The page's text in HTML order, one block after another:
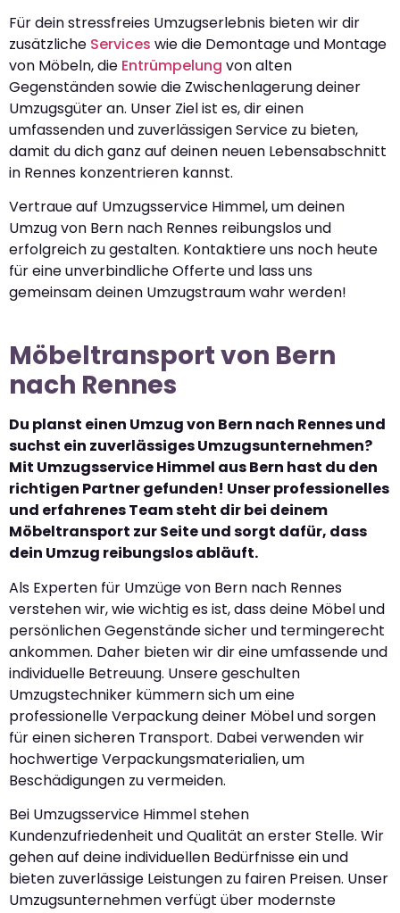
Für dein stressfreies Umzugserlebnis bieten wir dir
zusätzliche Services wie die Demontage und Montage
von Möbeln, die Entrümpelung von alten
Gegenständen sowie die Zwischenlagerung deiner
Umzugsgüter an. Unser Ziel ist es, dir einen
umfassenden und zuverlässigen Service zu bieten,
damit du dich ganz auf deinen neuen Lebensabschnitt
in Rennes konzentrieren kannst.
Vertraue auf Umzugsservice Himmel, um deinen
Umzug von Bern nach Rennes reibungslos und
erfolgreich zu gestalten. Kontaktiere uns noch heute
für eine unverbindliche Offerte und lass uns
gemeinsam deinen Umzugstraum wahr werden!
Möbeltransport von Bern
nach Rennes
Du planst einen Umzug von Bern nach Rennes und
suchst ein zuverlässiges Umzugsunternehmen?
Mit Umzugsservice Himmel aus Bern hast du den
richtigen Partner gefunden! Unser professionelles
und erfahrenes Team steht dir bei deinem
Möbeltransport zur Seite und sorgt dafür, dass
dein Umzug reibungslos abläuft.
Als Experten für Umzüge von Bern nach Rennes
verstehen wir, wie wichtig es ist, dass deine Möbel und
persönlichen Gegenstände sicher und termingerecht
ankommen. Daher bieten wir dir eine umfassende und
individuelle Betreuung. Unsere geschulten
Umzugstechniker kümmern sich um eine
professionelle Verpackung deiner Möbel und sorgen
für einen sicheren Transport. Dabei verwenden wir
hochwertige Verpackungsmaterialien, um
Beschädigungen zu vermeiden.
Bei Umzugsservice Himmel stehen
Kundenzufriedenheit und Qualität an erster Stelle. Wir
gehen auf deine individuellen Bedürfnisse ein und
bieten zuverlässige Leistungen zu fairen Preisen. Unser
Umzugsunternehmen verfügt über modernste